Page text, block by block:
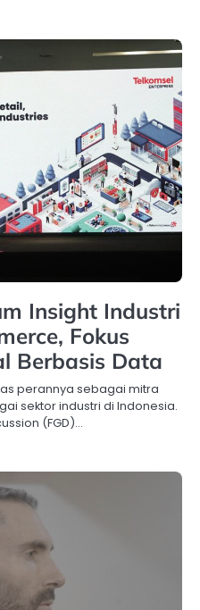
Insight Industri
Fokus
Berbasis Data
perannya sebagai mitra
sektor industri di Indonesia.
(FGD)…